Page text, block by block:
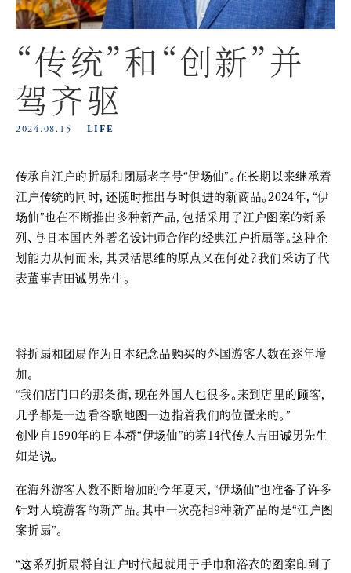
“传统”和“创新”并
驾齐驱
2024.08.15 LIFE
传承自江户的折扇和团扇老字号“伊场仙”。在长期以来继承着
江户传统的同时，还随时推出与时俱进的新商品。2024年，“伊
场仙”也在不断推出多种新产品，包括采用了江户图案的新系
列、与日本国内外著名设计师合作的经典江户折扇等。这种企
划能力从何而来，其灵活思维的原点又在何处？我们采访了代
表董事吉田诚男先生。
将折扇和团扇作为日本纪念品购买的外国游客人数在逐年增
加。
“我们店门口的那条街，现在外国人也很多。来到店里的顾客，
几乎都是一边看谷歌地图一边指着我们的位置来的。”
创业自1590年的日本桥“伊场仙”的第14代传人吉田诚男先生
如是说。
在海外游客人数不断增加的今年夏天，“伊场仙”也准备了许多
针对入境游客的新产品。其中一次亮相9种新产品的是“江户图
案折扇”。
“这系列折扇将自江户时代起就用于手巾和浴衣的图案印到了